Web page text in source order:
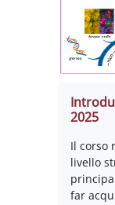
2025
Il corso
livello
far